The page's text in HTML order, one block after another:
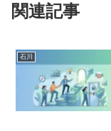
関連記事
石川